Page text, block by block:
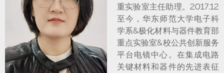
重实验室主任助理。2017.12
至今，华东师范大学电子科
学系&极化材料与器件教育部
重点实验室&校公共创新服务
平台电镜中心。在集成电路
关键材料和器件的先进表征